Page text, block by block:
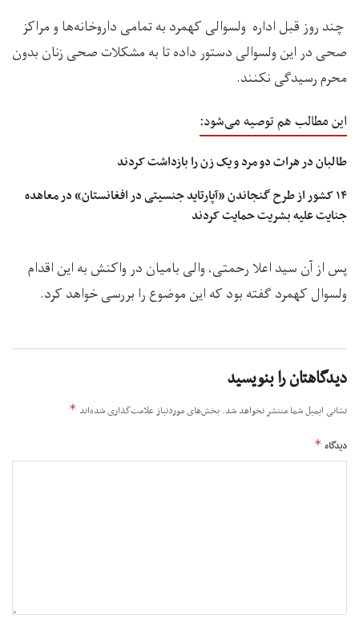
چند روز قبل اداره‌ ولسوالی کهمرد به تمامی داروخانه‌ها و مراکز
صحی در این ولسوالی دستور داده تا به مشکلات صحی زنان بدون
محرم رسیدگی نکنند.
این مطالب هم توصیه می‌شود:
طالبان در هرات دو مرد و یک زن را بازداشت کردند
۱۴ کشور از طرح گنجاندن «آپارتاید جنسیتی در افغانستان» در معاهده
جنایت علیه بشریت حمایت کردند
پس از آن سید اعلا رحمتی، والی بامیان در واکنش به این اقدام
ولسوال کهمرد گفته بود که این موضوع را بررسی خواهد کرد.
دیدگاهتان را بنویسید
نشانی ایمیل شما منتشر نخواهد شد. بخش‌های موردنیاز علامت‌گذاری شده‌اند *
دیدگاه *